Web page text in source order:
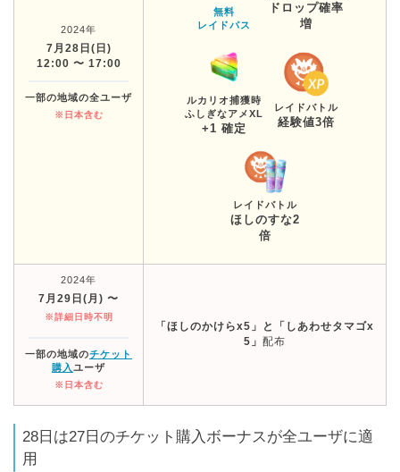
2024年
7月28日(日)
12:00 〜 17:00
一部の地域の全ユーザ
※日本含む
無料
レイドパス
ドロップ確率
増
ルカリオ捕獲時
ふしぎなアメXL
+1 確定
レイドバトル
経験値3倍
レイドバトル
ほしのすな2
倍
2024年
7月29日(月) 〜
※詳細日時不明
一部の地域のチケット
購入 ユーザ
※日本含む
「ほしのかけらx5」と「しあわせタマゴx
5」 配布
28日は27日のチケット購入ボーナスが全ユーザに適
用